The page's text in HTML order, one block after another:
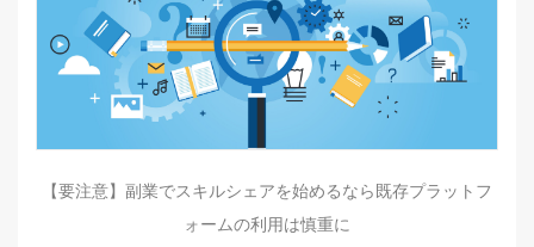
【要注意】副業でスキルシェアを始めるなら既存プラットフ
ォームの利用は慎重に